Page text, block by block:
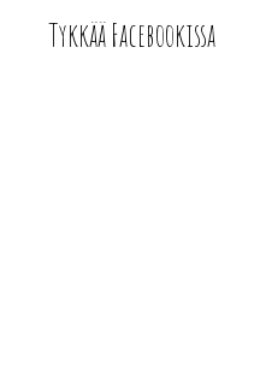
Tykkää Facebookissa